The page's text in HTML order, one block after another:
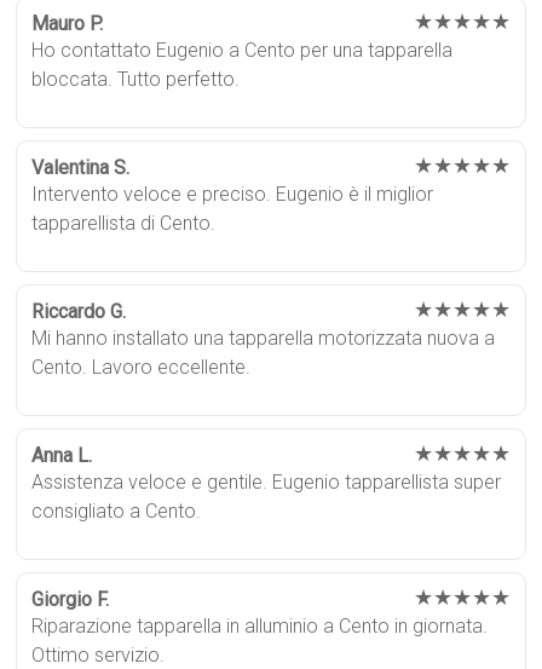
Mauro P. ★★★★★
Ho contattato Eugenio a Cento per una tapparella
bloccata. Tutto perfetto.
Valentina S. ★★★★★
Intervento veloce e preciso. Eugenio è il miglior
tapparellista di Cento.
Riccardo G. ★★★★★
Mi hanno installato una tapparella motorizzata nuova a
Cento. Lavoro eccellente.
Anna L. ★★★★★
Assistenza veloce e gentile. Eugenio tapparellista super
consigliato a Cento.
Giorgio F. ★★★★★
Riparazione tapparella in alluminio a Cento in giornata.
Ottimo servizio.